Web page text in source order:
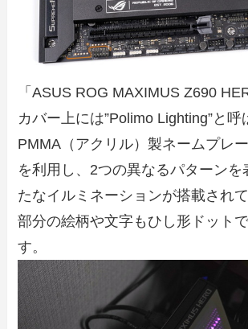
「ASUS ROG MAXIMUS Z690
カバー上には”Polimo Lighting”と呼
PMMA（アクリル）製ネームプレ
を利用し、2つの異なるパターンを
たなイルミネーションが搭載され
部分の絵柄や文字もひし形ドット
す。